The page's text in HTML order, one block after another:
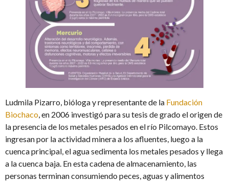
Ludmila Pizarro, bióloga y representante de la Fundación
Biochaco , en 2006 investigó para su tesis de grado el origen de
la presencia de los metales pesados en el río Pilcomayo. Estos
ingresan por la actividad minera a los afluentes, luego a la
cuenca principal, el agua sedimenta los metales pesados y llega
a la cuenca baja. En esta cadena de almacenamiento, las
personas terminan consumiendo peces, aguas y alimentos